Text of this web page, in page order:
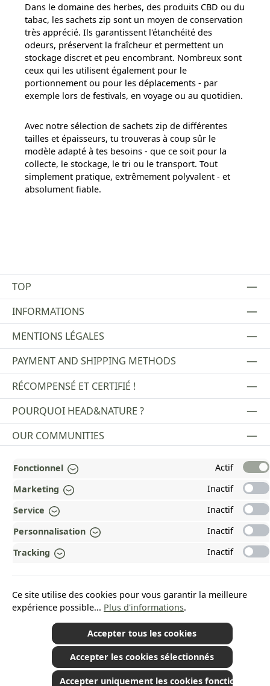
Dans le domaine des herbes, des produits CBD ou du
tabac, les sachets zip sont un moyen de conservation
très apprécié. Ils garantissent l'étanchéité des
odeurs, préservent la fraîcheur et permettent un
stockage discret et peu encombrant. Nombreux sont
ceux qui les utilisent également pour le
portionnement ou pour les déplacements - par
exemple lors de festivals, en voyage ou au quotidien.
Avec notre sélection de sachets zip de différentes
tailles et épaisseurs, tu trouveras à coup sûr le
modèle adapté à tes besoins - que ce soit pour la
collecte, le stockage, le tri ou le transport. Tout
simplement pratique, extrêmement polyvalent - et
absolument fiable.
TOP
INFORMATIONS
MENTIONS LÉGALES
PAYMENT AND SHIPPING METHODS
RÉCOMPENSÉ ET CERTIFIÉ !
POURQUOI HEAD&NATURE ?
OUR COMMUNITIES
*Tous les prix incluent la TVA plus les frais d'expédition
et les éventuels frais de
livraison, sauf indication contraire.
© 2026 Plamundo GmbH - All Rights Reserved. Theme by
ThemeWare®
Fonctionnel
Actif
Marketing
Inactif
Service
Inactif
Personnalisation
Inactif
Tracking
Inactif
Ce site utilise des cookies pour vous garantir la meilleure
expérience possible... Plus d'informations.
Accepter tous les cookies
Accepter les cookies sélectionnés
Accepter uniquement les cookies fonctionnels